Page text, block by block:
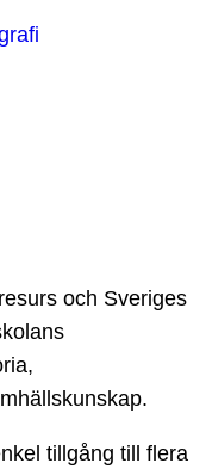
och Sveriges
tillgång till flera